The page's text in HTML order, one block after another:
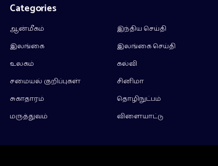
Categories
ஆன்மீகம்
இந்திய செய்தி
இலங்கை
இலங்கை செய்தி
உலகம்
கல்வி
சமையல் குறிப்புகள்
சினிமா
சுகாதாரம்
தொழிநுட்பம்
மருத்துவம்
விளையாட்டு